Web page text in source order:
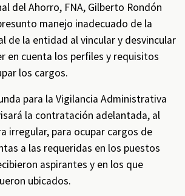
del Ahorro, FNA, Gilberto Rondón
manejo inadecuado de la
de la entidad al vincular y desvincular
en cuenta los perfiles y requisitos
los cargos.
para la Vigilancia Administrativa
la contratación adelantada, al
irregular, para ocupar cargos de
a las requeridas en los puestos
aspirantes y en los que
ubicados.